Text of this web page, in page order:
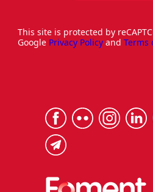
This site is protected by
Google Privacy Policy and Terms